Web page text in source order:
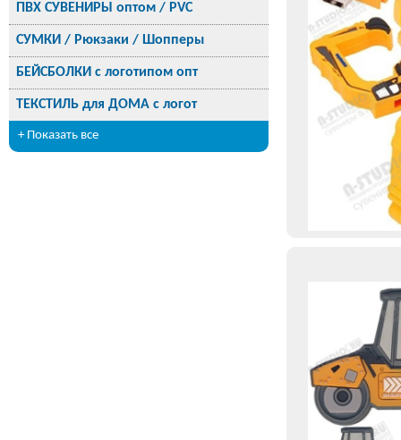
ПВХ СУВЕНИРЫ оптом / PVC
СУМКИ / Рюкзаки / Шопперы
БЕЙСБОЛКИ с логотипом опт
ТЕКСТИЛЬ для ДОМА с логот
+ Показать все